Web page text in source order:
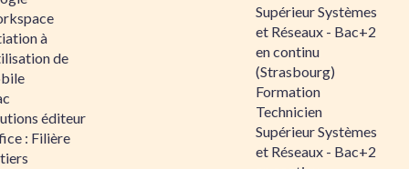
à
de
éditeur
: Filière
Supérieur Systèmes
et Réseaux - Bac+2
en continu
(Strasbourg)
Formation
Technicien
Supérieur Systèmes
et Réseaux - Bac+2